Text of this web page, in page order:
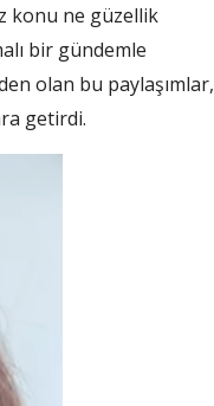
konu ne güzellik
bir gündemle
olan bu paylaşımlar,
getirdi.